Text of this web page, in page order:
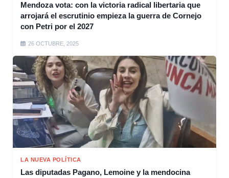
Mendoza vota: con la victoria radical libertaria que
arrojará el escrutinio empieza la guerra de Cornejo
con Petri por el 2027
26 OCTUBRE, 2025
LA NUEVA POLÍTICA
Las diputadas Pagano, Lemoine y la mendocina